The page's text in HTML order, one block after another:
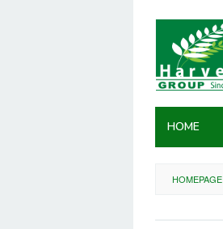
HOME
HOMEPAGE